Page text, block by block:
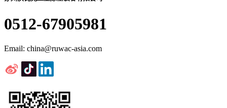
0512-67905981
Email: china@ruwac-asia.com